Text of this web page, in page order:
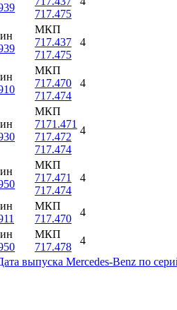
717.475
МКП
717.437
717.475
4
МКП
717.470
717.474
4
МКП
7171.471
717.472
717.474
4
МКП
717.471
717.474
4
МКП
717.470
4
МКП
717.478
4
выпуска Mercedes-Benz по